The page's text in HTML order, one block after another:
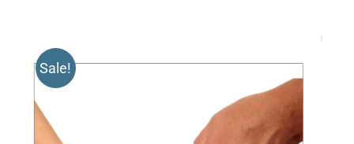
€16,96.
Sale!